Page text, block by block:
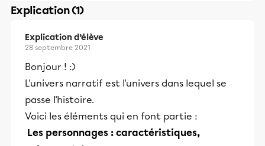
Explication (1)
Explication d’élève
28 septembre 2021
Bonjour ! :)
L'univers narratif est l'univers dans lequel se
passe l'histoire.
Voici les éléments qui en font partie :
Les personnages : caractéristiques,